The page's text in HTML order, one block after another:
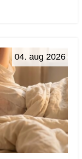
04. aug 2026